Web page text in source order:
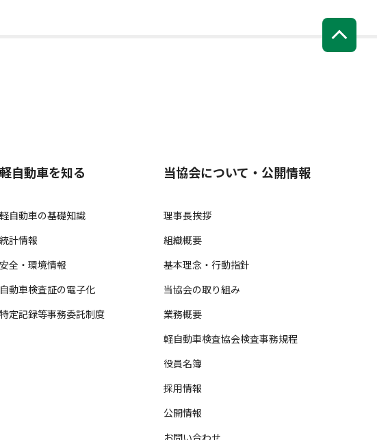
軽自動車を知る
軽自動車の基礎知識
統計情報
安全・環境情報
自動車検査証の電子化
特定記録等事務委託制度
当協会について・公開情報
理事長挨拶
組織概要
基本理念・行動指針
当協会の取り組み
業務概要
軽自動車検査協会検査事務規程
役員名簿
採用情報
公開情報
お問い合わせ